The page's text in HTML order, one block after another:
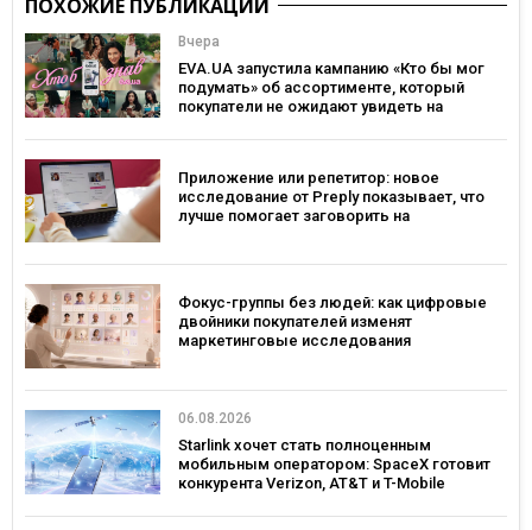
ПОХОЖИЕ ПУБЛИКАЦИИ
Вчера
EVA.UA запустила кампанию «Кто бы мог
подумать» об ассортименте, который
покупатели не ожидают увидеть на
Приложение или репетитор: новое
исследование от Preply показывает, что
лучше помогает заговорить на
Фокус-группы без людей: как цифровые
двойники покупателей изменят
маркетинговые исследования
06.08.2026
Starlink хочет стать полноценным
мобильным оператором: SpaceX готовит
конкурента Verizon, AT&T и T-Mobile